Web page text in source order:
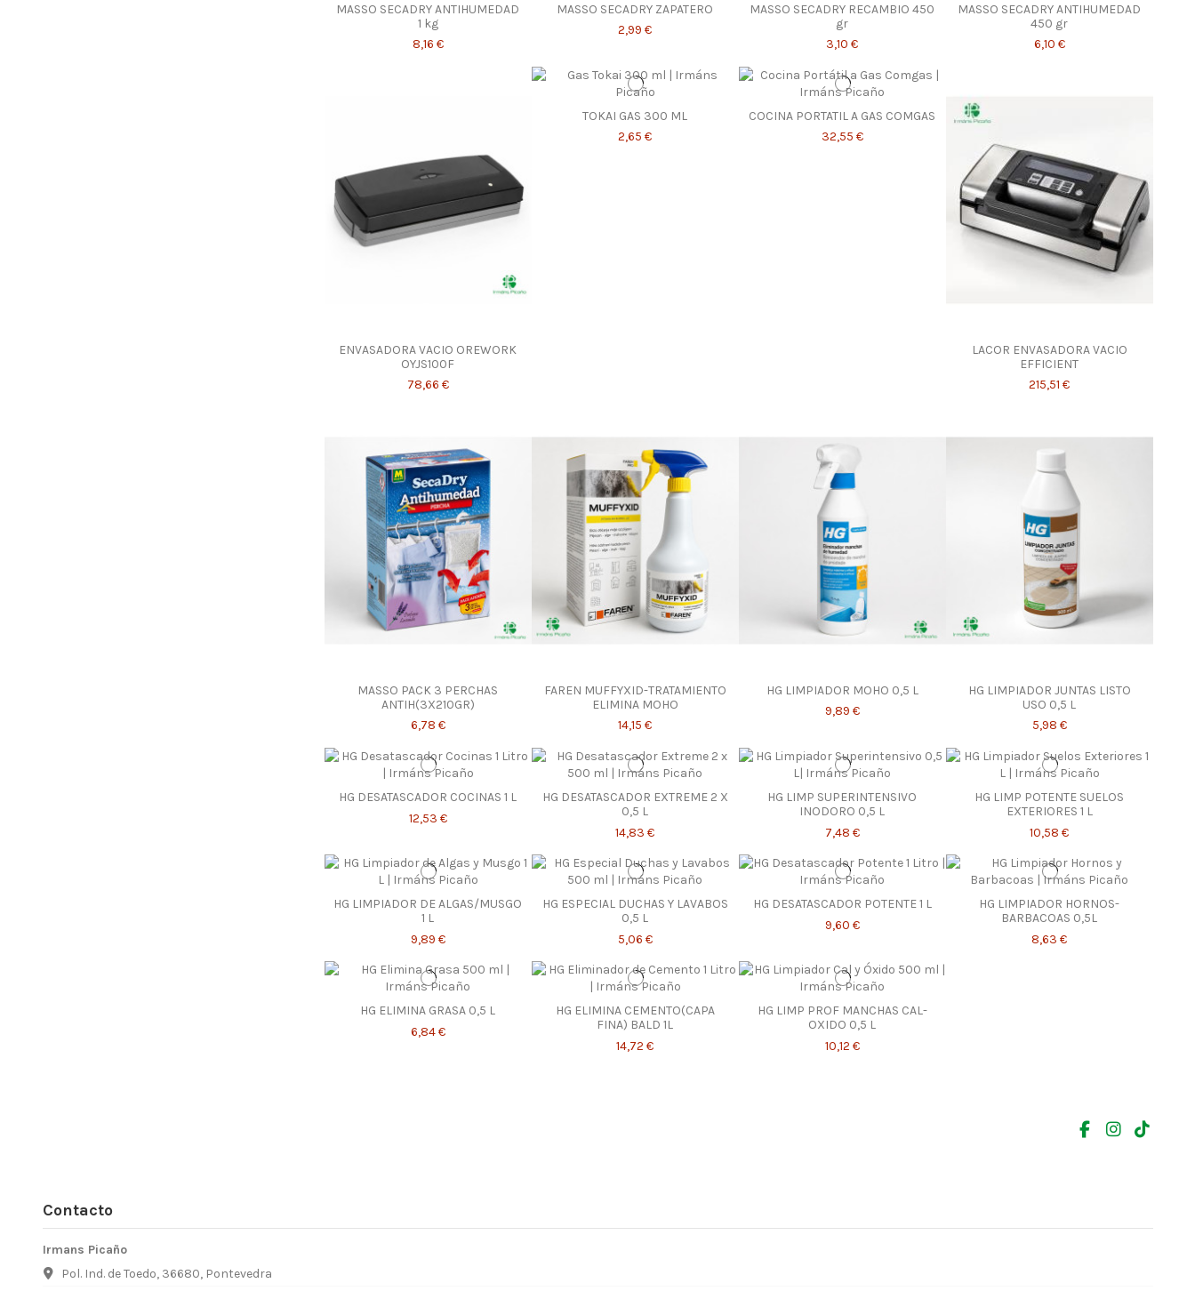
MASSO SECADRY ANTIHUMEDAD
1 kg
8,16 €
MASSO SECADRY ZAPATERO
2,99 €
MASSO SECADRY RECAMBIO 450
gr
3,10 €
MASSO SECADRY ANTIHUMEDAD
450 gr
6,10 €
ENVASADORA VACIO OREWORK
OYJS100F
78,66 €
TOKAI GAS 300 ML
2,65 €
COCINA PORTATIL A GAS COMGAS
32,55 €
LACOR ENVASADORA VACIO
EFFICIENT
215,51 €
MASSO PACK 3 PERCHAS
ANTIH(3X210GR)
6,78 €
FAREN MUFFYXID-TRATAMIENTO
ELIMINA MOHO
14,15 €
HG LIMPIADOR MOHO 0,5 L
9,89 €
HG LIMPIADOR JUNTAS LISTO
USO 0,5 L
5,98 €
HG DESATASCADOR COCINAS 1 L
12,53 €
HG DESATASCADOR EXTREME 2 X
0,5 L
14,83 €
HG LIMP SUPERINTENSIVO
INODORO 0,5 L
7,48 €
HG LIMP POTENTE SUELOS
EXTERIORES 1 L
10,58 €
HG LIMPIADOR DE ALGAS/MUSGO
1 L
9,89 €
HG ESPECIAL DUCHAS Y LAVABOS
0,5 L
5,06 €
HG DESATASCADOR POTENTE 1 L
9,60 €
HG LIMPIADOR HORNOS-
BARBACOAS 0,5L
8,63 €
HG ELIMINA GRASA 0,5 L
6,84 €
HG ELIMINA CEMENTO(CAPA
FINA) BALD 1L
14,72 €
HG LIMP PROF MANCHAS CAL-
OXIDO 0,5 L
10,12 €
Contacto
Irmans Picaño
Pol. Ind. de Toedo, 36680, Pontevedra